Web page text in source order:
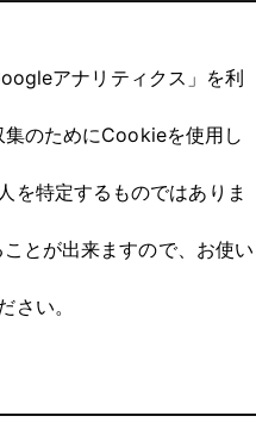
アナリティクス」を利
のためにCookieを使用し
を特定するものではありま
とが出来ますので、お使い
さい。